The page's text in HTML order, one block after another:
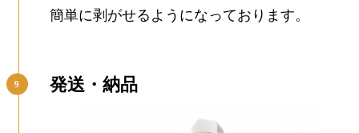
簡単に剥がせるようになっております。
発送・納品